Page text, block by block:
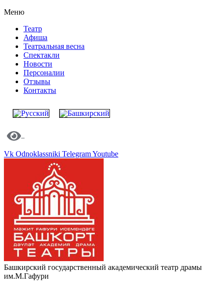
Меню
Театр
Афиша
Театральная весна
Спектакли
Новости
Персоналии
Отзывы
Контакты
Vk Odnoklassniki TelegramYoutube
Башкирский государственный академический театр драмы
им.М.Гафури